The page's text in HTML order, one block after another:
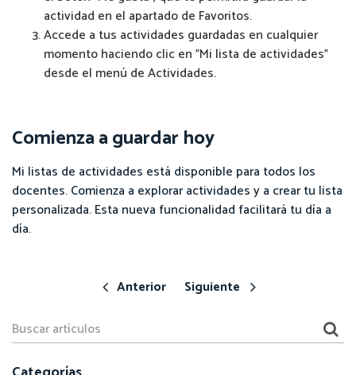
actividad en el apartado de Favoritos.
Accede a tus actividades guardadas en cualquier
momento haciendo clic en "Mi lista de actividades"
desde el menú de Actividades.
Comienza a guardar hoy
Mi listas de actividades está disponible para todos los
docentes. Comienza a explorar actividades y a crear tu lista
personalizada. Esta nueva funcionalidad facilitará tu día a
día.
Anterior Siguiente